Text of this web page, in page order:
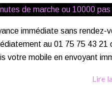
immédiate sans
au 01 75 75 43
votre mobile en envoyant
Lire